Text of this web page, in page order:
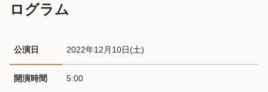
ログラム
公演日 2022年12月10日(土)
開演時間 5:00